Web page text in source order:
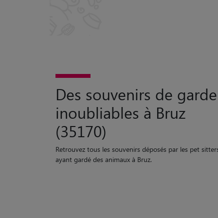
Des souvenirs de garde
inoubliables à Bruz
(35170)
Retrouvez tous les souvenirs déposés par les pet
ayant gardé des animaux à Bruz.